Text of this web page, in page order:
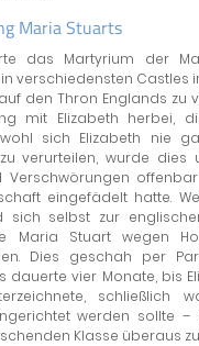
Maria Stuarts
das Martyrium der
verschiedensten Castles
den Thron Englands zu
mit Elizabeth herbei,
sich Elizabeth nie
verurteilen, wurde dies
Verschwörungen
eingefädelt hatte.
sich selbst zur
Maria Stuart wegen
Dies geschah per
dauerte vier Monate, bis
schließlich
werden sollte
Klasse überaus